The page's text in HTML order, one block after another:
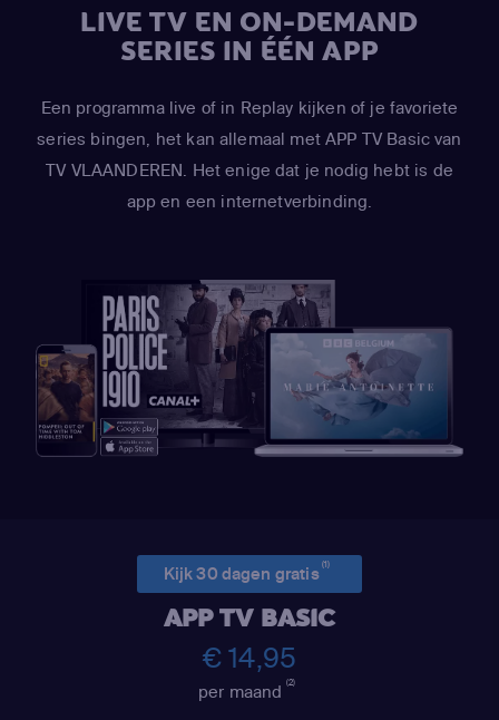
LIVE TV EN ON-DEMAND
SERIES IN ÉÉN APP
Een programma live of in Replay kijken of je favoriete
series bingen, het kan allemaal met APP TV Basic van
TV VLAANDEREN. Het enige dat je nodig hebt is de
app en een internetverbinding.
Kijk 30 dagen gratis(1)
APP TV BASIC
€ 14,95
per maand(2)